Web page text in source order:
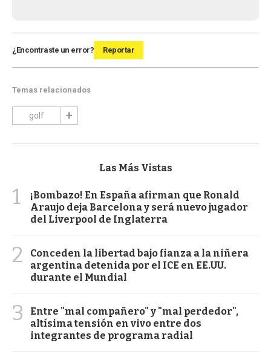
¿Encontraste un error? Reportar
Temas relacionados
golf
Las Más Vistas
1
¡Bombazo! En España afirman que Ronald
Araujo deja Barcelona y será nuevo jugador
del Liverpool de Inglaterra
2
Conceden la libertad bajo fianza a la niñera
argentina detenida por el ICE en EE.UU.
durante el Mundial
3
Entre "mal compañero" y "mal perdedor",
altísima tensión en vivo entre dos
integrantes de programa radial